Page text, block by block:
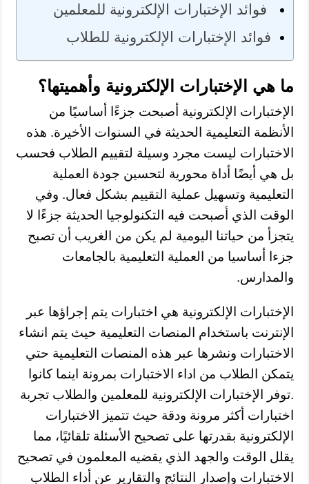
فوائد الإختبارات الإلكترونية للمعلمين
فوائد الإختبارات الإلكترونية للطلاب
ما هي الإختبارات الإلكترونية وأهميتها؟
الإختبارات الإلكترونية أصبحت جزءًا أساسيًا من
الأنظمة التعليمية الحديثة في السنوات الأخيرة. هذه
الاختبارات ليست مجرد وسيلة لتقييم الطلاب فحسب
بل هي أيضًا أداة محورية لتحسين جودة العملية
التعليمية وتسهيل عملية التقييم بشكل فعال. وفي
الوقت الذي أصبحت فيه التكنولوجيا الحديثة جزءًا لا
يتجزأ من حياتنا اليومية لم يكن من الغريب أن تصبح
جزءا أساسيا من العملية التعليمية بالجامعات
والمدارس.
الإختبارات الإلكترونية هي اختبارات يتم إجراؤها عبر
الإنترنت باستخدام المنصات التعليمية حيث يتم انشاء
الاختبارات ونشرها عبر هذه المنصات التعليمية حتي
يتمكن الطلاب من اداء الاختبارات بمرونة اينما كانوا
.توفر الإختبارات الإلكترونية للمعلمين والطلاب تجربة
اختبارات أكثر مرونة ودقة حيث تتميز الاختبارات
الإلكترونية بقدرتها على تصحيح الأسئلة تلقائيًا، مما
يقلل الوقت والجهد الذي يقضيه المعلمون في تصحيح
الاختبارات وإصدار النتائج والتقارير عن أداء الطلاب